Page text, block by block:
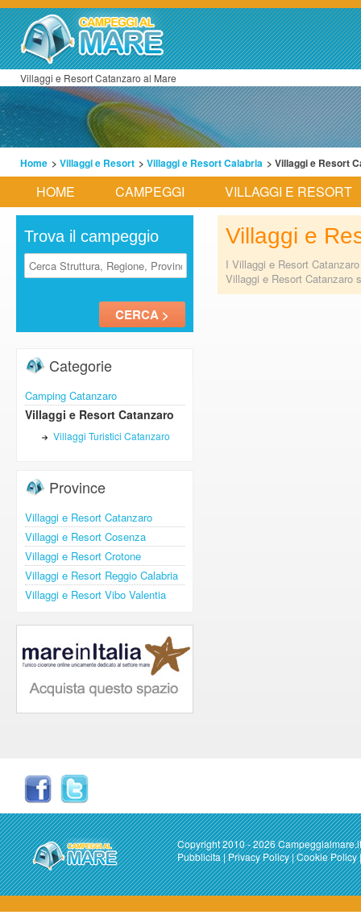
Villaggi e Resort Catanzaro al Mare
Home > Villaggi e Resort > Villaggi e Resort Calabria > Villaggi e Resort
HOME CAMPEGGI VILLAGGI E RESORT
Trova il campeggio
Categorie
Camping Catanzaro
Villaggi e Resort Catanzaro
Villaggi Turistici Catanzaro
Province
Villaggi e Resort Catanzaro
Villaggi e Resort Cosenza
Villaggi e Resort Crotone
Villaggi e Resort Reggio Calabria
Villaggi e Resort Vibo Valentia
Villaggi e
I Villaggi e Resort
Villaggi e Resort Catanzaro
Copyright 2010 - 2026 Campeggialmare.it
Pubblicita|Privacy Policy|Cookie Policy